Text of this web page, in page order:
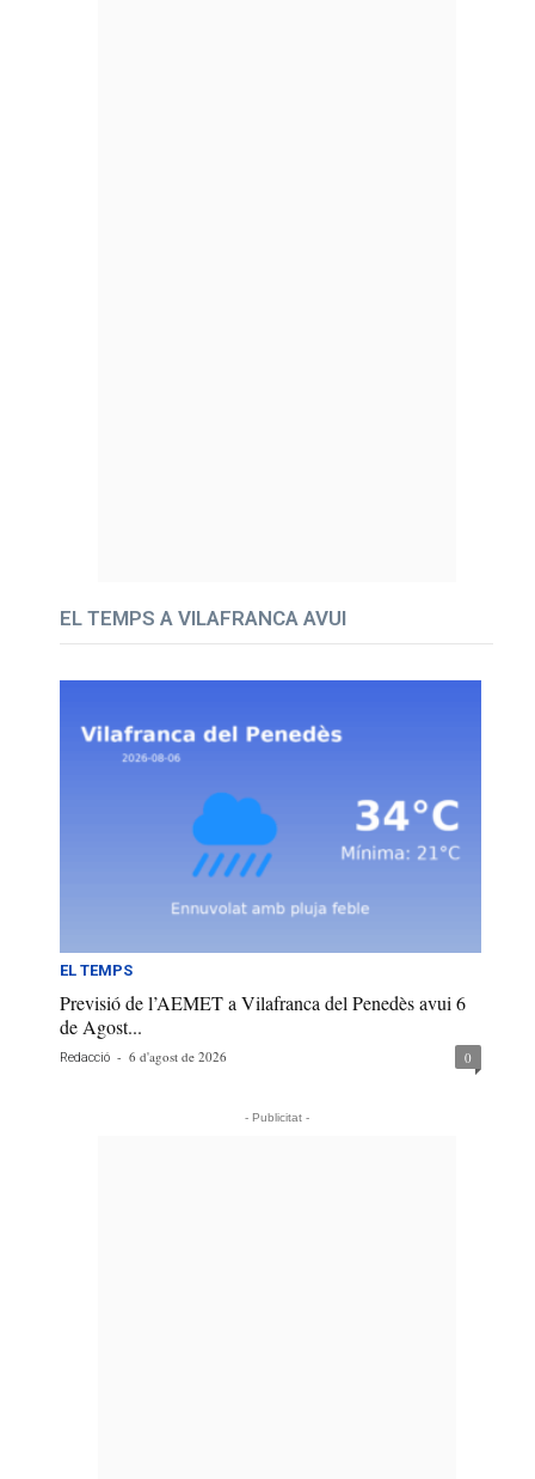
EL TEMPS A VILAFRANCA AVUI
EL TEMPS
Previsió de l’AEMET a Vilafranca del Penedès avui 6
de Agost...
Redacció - 6 d'agost de 2026 0
- Publicitat -